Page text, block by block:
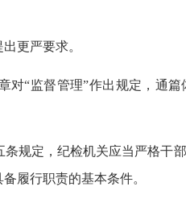
更严要求。
“监督管理”作出规定，通
规定，纪检机关应当严格干
履行职责的基本条件。